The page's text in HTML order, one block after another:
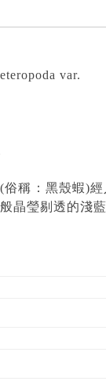
var.
稱：黑殼蝦)經
晶瑩剔透的淺藍